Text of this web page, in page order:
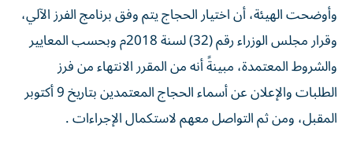
وأوضحت الهيئة، أن اختيار الحجاج يتم وفق برنامج الفرز الآلي،
وقرار مجلس الوزراء رقم (32) لسنة 2018م وبحسب المعايير
والشروط المعتمدة، مبينةً أنه من المقرر الانتهاء من فرز
الطلبات والإعلان عن أسماء الحجاج المعتمدين بتاريخ 9 أكتوبر
المقبل، ومن ثم التواصل معهم لاستكمال الإجراءات .